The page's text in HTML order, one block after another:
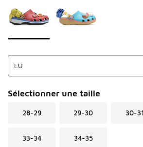
Sélectionner une taille
28-29 29-30 30-31
33-34 34-35